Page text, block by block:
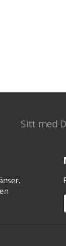
Sitt med